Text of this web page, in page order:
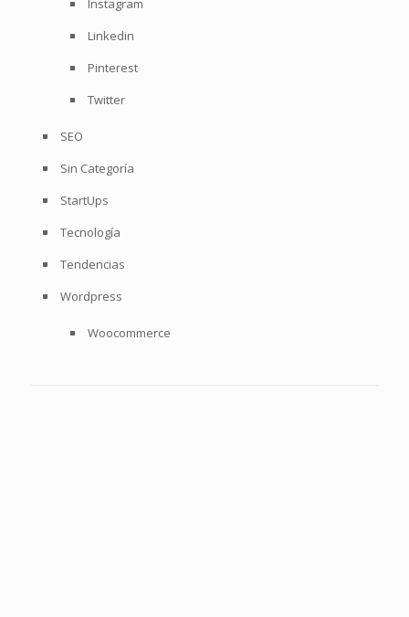
Instagram
Linkedin
Pinterest
Twitter
SEO
Sin Categoría
StartUps
Tecnología
Tendencias
Wordpress
Woocommerce